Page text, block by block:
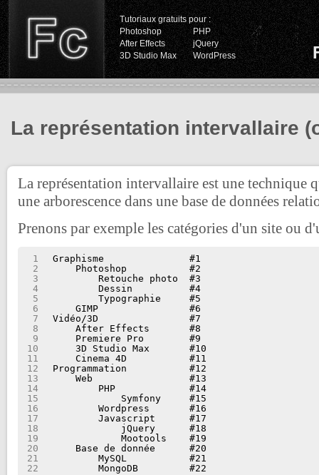
Tutoriaux gratuits pour :
Photoshop
PHP
After Effects
jQuery
3D Studio Max
WordPress
La représentation intervallaire
La représentation intervallaire est une technique
une arborescence dans une base de données
Prenons par exemple les catégories d'un site ou
1
2
3
4
5
6
7
8
9
10
11
12
13
14
15
16
17
18
19
20
21
22
Graphisme               #1
Photoshop           #2
Retouche photo  #3
Dessin          #4
Typographie     #5
GIMP                #6
Vidéo/3D                #7
After Effects       #8
Premiere Pro        #9
3D Studio Max       #10
Cinema 4D           #11
Programmation           #12
Web                 #13
PHP             #14
Symfony     #15
Wordpress       #16
Javascript      #17
jQuery      #18
Mootools    #19
Base de donnée      #20
MySQL           #21
MongoDB         #22